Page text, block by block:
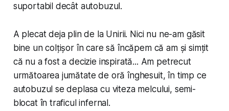
suportabil decât autobuzul.
A plecat deja plin de la Unirii. Nici nu ne-am găsit
bine un colțișor în care să încăpem că am și simțit
că nu a fost a decizie inspirată... Am petrecut
următoarea jumătate de oră înghesuit, în timp ce
autobuzul se deplasa cu viteza melcului, semi-
blocat în traficul infernal.